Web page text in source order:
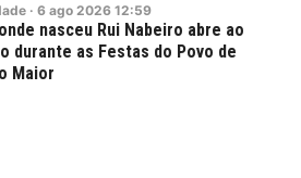
· 6 ago 2026 12:59
nasceu Rui Nabeiro abre ao
durante as Festas do Povo de
Maior